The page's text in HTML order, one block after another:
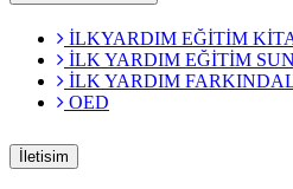
İLKYARDIM EĞİTİM
İLK YARDIM EĞİTİM
İLK YARDIM
OED
İletisim